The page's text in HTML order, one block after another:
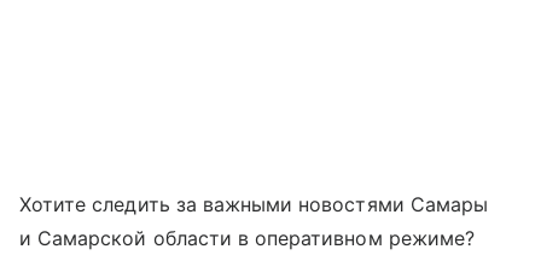
Хотите следить за важными новостями Самары
и Самарской области в оперативном режиме?